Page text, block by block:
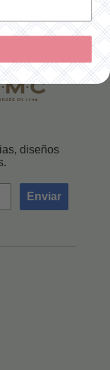
diseños
Enviar